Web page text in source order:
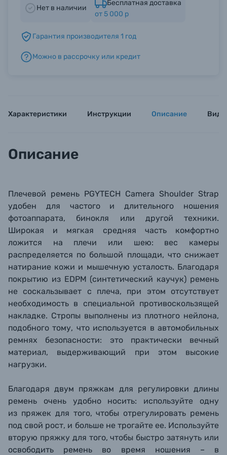
Уценённые товары
Нет в наличии
Бесплатная доставка
от 5 000 р
Гарантия производителя 1 год
Можно в рассрочку или кредит
Характеристики Инструкции Описание
Описание
Плечевой ремень PGYTECH Camera Shoulder Strap
удобен для частого и длительного ношения
фотоаппарата, бинокля или другой техники.
Широкая и мягкая средняя часть комфортно
ложится на плечи или шею: вес камеры
распределяется по большой площади, что снижает
натирание кожи и мышечную усталость. Благодаря
покрытию из EDPM (синтетический каучук) ремень
не соскальзывает с плеча, при этом отсутствует
необходимость в специальной противоскользящей
накладке. Стропы выполнены из плотного нейлона,
подобного тому, что используется в автомобильных
ремнях безопасности: это практически вечный
материал, выдерживающий при этом высокие
нагрузки.
Благодаря двум пряжкам для регулировки длины
ремень очень удобно носить: используйте одну
из пряжек для того, чтобы отрегулировать ремень
под свой рост, и больше не трогайте ее. Используйте
вторую пряжку для того, чтобы быстро затянуть или
освободить ремень во время ношения – в